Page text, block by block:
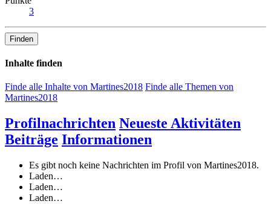
3
Finden
Inhalte finden
Finde alle Inhalte von Martines2018 Finde alle Themen von
Martines2018
Profilnachrichten Neueste Aktivitäten
Beiträge Informationen
Es gibt noch keine Nachrichten im Profil von Martines2018.
Laden…
Laden…
Laden…